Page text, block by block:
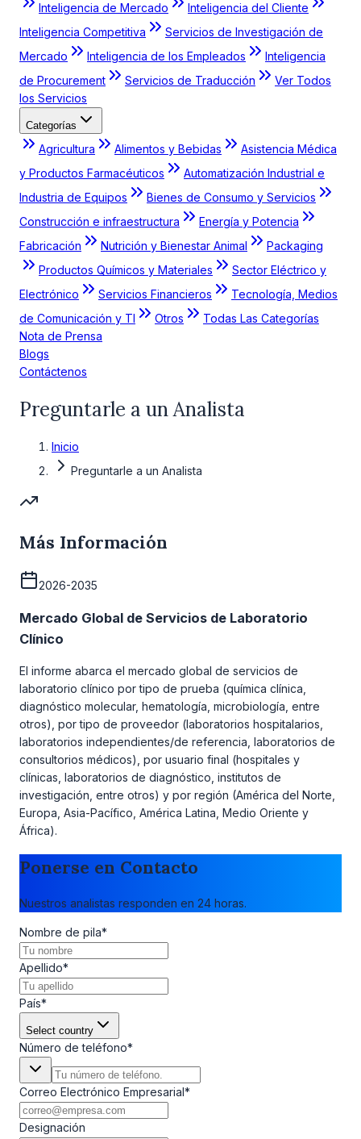
Inteligencia de Mercado
Inteligencia del Cliente
Inteligencia Competitiva
Servicios de Investigación de
Mercado
Inteligencia de los Empleados
Inteligencia
de Procurement
Servicios de Traducción
Ver Todos
los Servicios
Categorías
Agricultura Alimentos y Bebidas
Asistencia Médica
y Productos Farmacéuticos
Automatización Industrial e
Industria de Equipos
Bienes de Consumo y Servicios
Construcción e infraestructura
Energía y Potencia
Fabricación
Nutrición y Bienestar Animal
Packaging
Productos Químicos y Materiales
Sector Eléctrico y
Electrónico
Servicios Financieros
Tecnología, Medios
de Comunicación y TI
Otros
Todas Las Categorías
Nota de Prensa
Blogs
Contáctenos
Preguntarle a un Analista
Inicio
Preguntarle a un Analista
Más Información
2026-2035
Mercado Global de Servicios de Laboratorio
Clínico
El informe abarca el mercado global de servicios de
laboratorio clínico por tipo de prueba (química clínica,
diagnóstico molecular, hematología, microbiología, entre
otros), por tipo de proveedor (laboratorios hospitalarios,
laboratorios independientes/de referencia, laboratorios de
consultorios médicos), por usuario final (hospitales y
clínicas, laboratorios de diagnóstico, institutos de
investigación, entre otros) y por región (América del Norte,
Europa, Asia-Pacífico, América Latina, Medio Oriente y
África).
Ponerse en Contacto
Nuestros analistas responden en 24 horas.
Nombre de pila*
Apellido*
País*
Select country
Número de teléfono*
Correo Electrónico Empresarial*
Designación